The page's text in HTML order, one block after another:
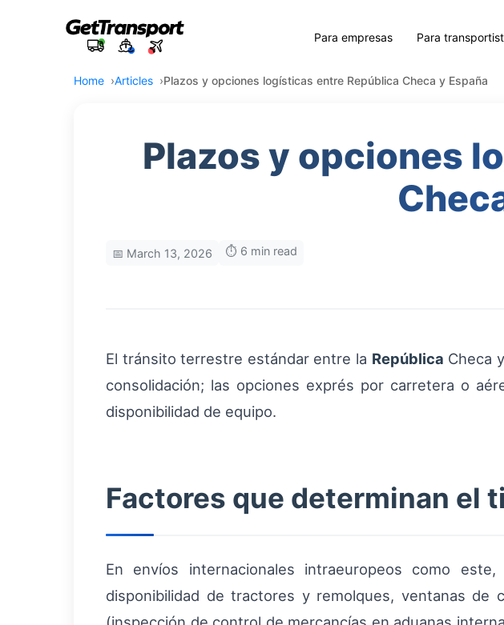
Para empresas Para
Home Articles Plazos y opciones logísticas entre República Checa y España
Plazos y opciones
📅 March 13, 2026 ⏱️ 6 min read
El tránsito terrestre estándar entre la República Checa y
consolidación; las opciones exprés por carretera o
disponibilidad de equipo.
Factores que determinan el
En envíos internacionales intraeuropeos como
disponibilidad de tractores y remolques, ventanas